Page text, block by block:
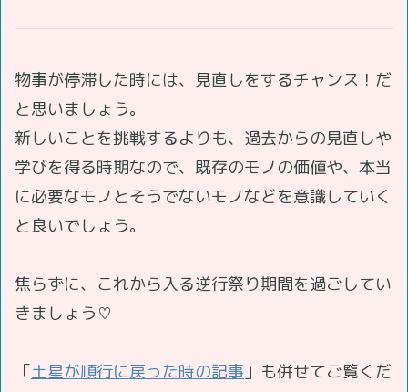
物事が停滞した時には、見直しをするチャンス！だ
と思いましょう。
新しいことを挑戦するよりも、過去からの見直しや
学びを得る時期なので、既存のモノの価値や、本当
に必要なモノとそうでないモノなどを意識していく
と良いでしょう。
焦らずに、これから入る逆行祭り期間を過ごしてい
きましょう♡
「土星が順行に戻った時の記事 」も併せてご覧くだ